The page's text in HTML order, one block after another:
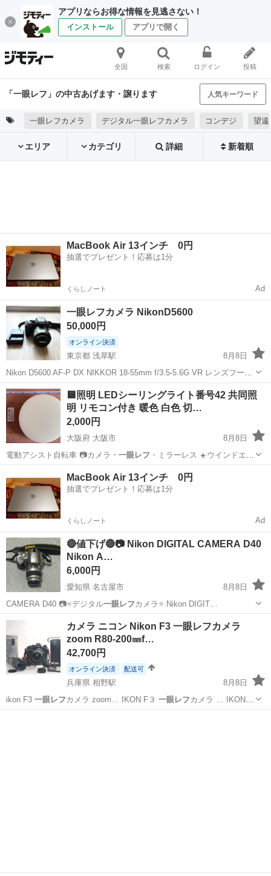
アプリならお得な情報を見逃さない！
インストール アプリで開く
全国 検索 ログイン 投稿
「一眼レフ」の中古あげます・譲ります 人気キーワード
一眼レフカメラ デジタル一眼レフカメラ コンデジ 望遠
エリア カテゴリ 詳細 新着順
MacBook Air 13インチ 0円
抽選でプレゼント！応募は1分
くらしノート Ad
一眼レフカメラ NikonD5600
50,000円
オンライン決済
東京都 浅草駅
8月8日
Nikon D5600 AF-P DX NIKKOR 18-55mm f/3.5-5.6G VR レンズフード
レンズキャップ 付属充電器 2021年に新品で購入しましたが、使用し
たのは合計10回ほどです。 目立つ傷や汚れ...
東京 台東区 浅草駅
🟨照明 LEDシーリングライト番号42 共同照
明 リモコン付き 暖色 白色 切…
2,000円
大阪府 大阪市
8月8日
電動アシスト自転車 📷カメラ・ 一眼レフ ・ミラーレス ☀️ウインドエア
コン…
シーリングライト
MacBook Air 13インチ 0円
抽選でプレゼント！応募は1分
くらしノート Ad
🔴値下げ🔴📷 Nikon DIGITAL CAMERA D40
Nikon A…
6,000円
愛知県 名古屋市
8月8日
CAMERA D40 📷⭐️デジタル一眼レフ カメラ⭐️ Nikon DIGIT…
愛知
カメラ ニコン Nikon F3 一眼レフカメラ
zoom R80-200㎜f…
42,700円
オンライン決済 配送可
兵庫県 相野駅
8月8日
ikon F3 一眼レフ カメラ zoom… IKON F３ 一眼レフ カメラ … IKON F
３一眼レフカメラとは、、、… 35mmフィルム一眼レフです。 当…